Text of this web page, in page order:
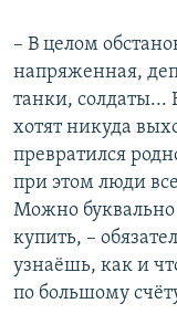
– В целом
напряженная,
танки, солдаты...
хотят никуда
превратился
при этом люди
Можно буквально
купить, –
узнаёшь, как и
по большому